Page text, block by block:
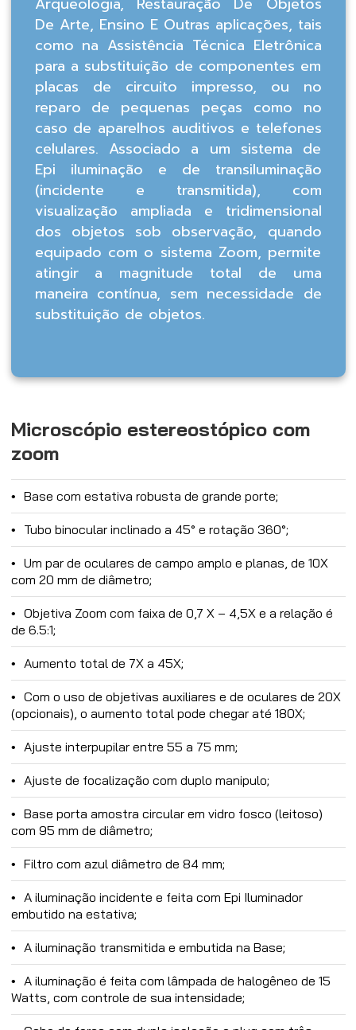
De Arte, Ensino E Outras aplicações, tais
como na Assistência Técnica Eletrônica
para a substituição de componentes em
placas de circuito impresso, ou no
reparo de pequenas peças como no
caso de aparelhos auditivos e telefones
celulares. Associado a um sistema de
Epi iluminação e de transiluminação
(incidente e transmitida), com
visualização ampliada e tridimensional
dos objetos sob observação, quando
equipado com o sistema Zoom, permite
atingir a magnitude total de uma
maneira contínua, sem necessidade de
substituição de objetos.
Microscópio estereostópico com
zoom
Base com estativa robusta de grande porte;
Tubo binocular inclinado a 45° e rotação 360°;
Um par de oculares de campo amplo e planas, de 10X
com 20 mm de diâmetro;
Objetiva Zoom com faixa de 0,7 X – 4,5X e a relação é
de 6.5:1;
Aumento total de 7X a 45X;
Com o uso de objetivas auxiliares e de oculares de 20X
(opcionais), o aumento total pode chegar até 180X;
Ajuste interpupilar entre 55 a 75 mm;
Ajuste de focalização com duplo manipulo;
Base porta amostra circular em vidro fosco (leitoso)
com 95 mm de diâmetro;
Filtro com azul diâmetro de 84 mm;
A iluminação incidente e feita com Epi Iluminador
embutido na estativa;
A iluminação transmitida e embutida na Base;
A iluminação é feita com lâmpada de halogêneo de 15
Watts, com controle de sua intensidade;